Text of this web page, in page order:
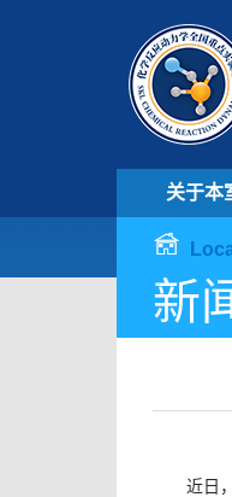
关于本
新
近日